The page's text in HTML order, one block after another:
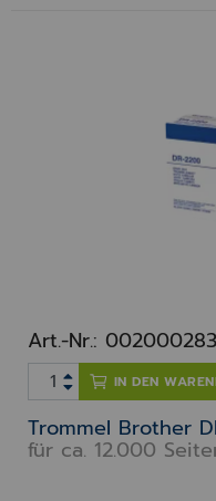
Art.-Nr.:
IN DEN
Trommel Brother
für ca. 12.000